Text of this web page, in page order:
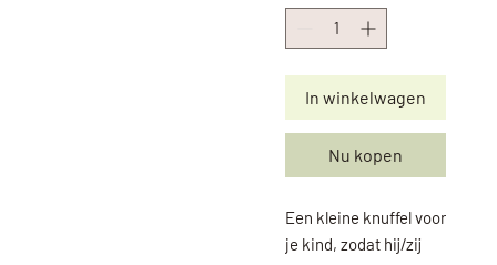
In winkelwagen
Nu kopen
Een kleine knuffel voor
je kind, zodat hij/zij